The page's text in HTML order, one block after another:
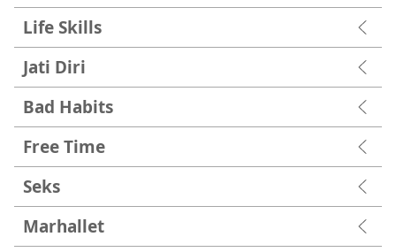
Life Skills
Jati Diri
Bad Habits
Free Time
Seks
Marhallet